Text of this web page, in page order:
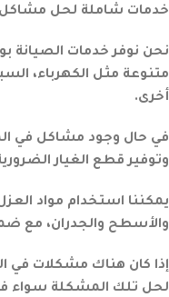
خدمات شاملة لحل مشاكل
نحن نوفر خدمات الصيانة
متنوعة مثل الكهرباء،
أخرى.
في حال وجود مشاكل في
وتوفير قطع الغيار
يمكننا استخدام مواد
والأسطح والجدران، مع
إذا كان هناك مشكلات في
لحل تلك المشكلة سواء